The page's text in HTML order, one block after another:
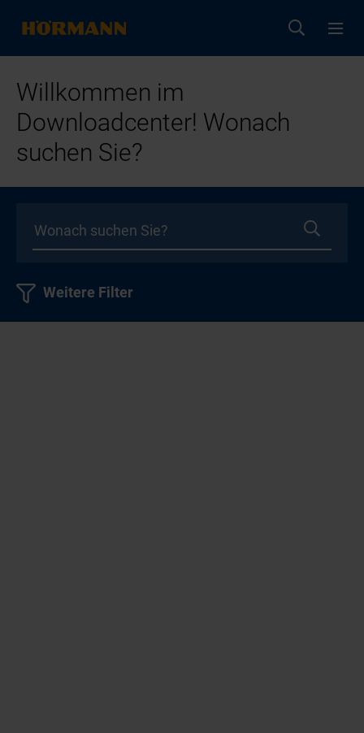
Willkommen im
Downloadcenter! Wonach
suchen Sie?
Weitere Filter